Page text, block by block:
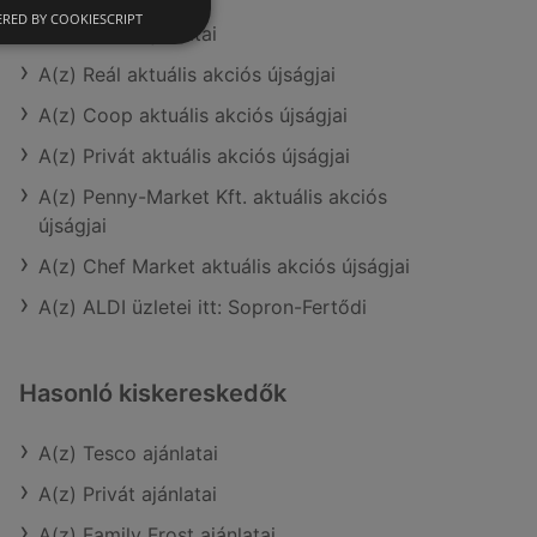
A(z) Privát ajánlatai
A(z) Reál aktuális akciós újságjai
A(z) Coop aktuális akciós újságjai
A(z) Privát aktuális akciós újságjai
A(z) Penny-Market Kft. aktuális akciós
újságjai
A(z) Chef Market aktuális akciós újságjai
A(z) ALDI üzletei itt: Sopron-Fertődi
Hasonló kiskereskedők
A(z) Tesco ajánlatai
A(z) Privát ajánlatai
BY COOKIESCRIPT